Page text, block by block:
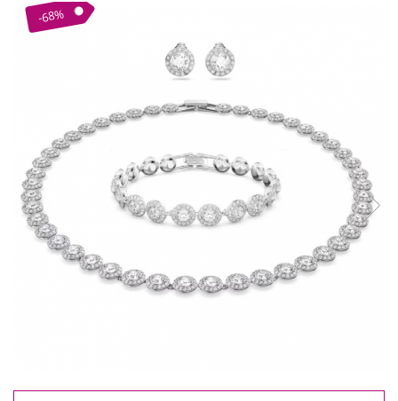
Brose
Tiare
Bijuterii Mirese
Selectii
Reduceri
Cele mai noi
Cele mai vandute
Cele mai votate
300 Lei - 500 Lei
-68%